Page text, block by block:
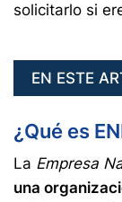
solicitarlo si
EN ESTE
¿Qué es
La Empresa
una